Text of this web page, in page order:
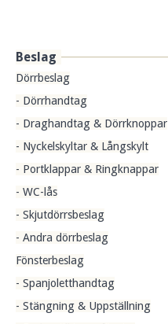
Beslag
Dörrbeslag
- Dörrhandtag
- Draghandtag & Dörrknoppar
- Nyckelskyltar & Långskylt
- Portklappar & Ringknappar
- WC-lås
- Skjutdörrsbeslag
- Andra dörrbeslag
Fönsterbeslag
- Spanjoletthandtag
- Stängning & Uppställning